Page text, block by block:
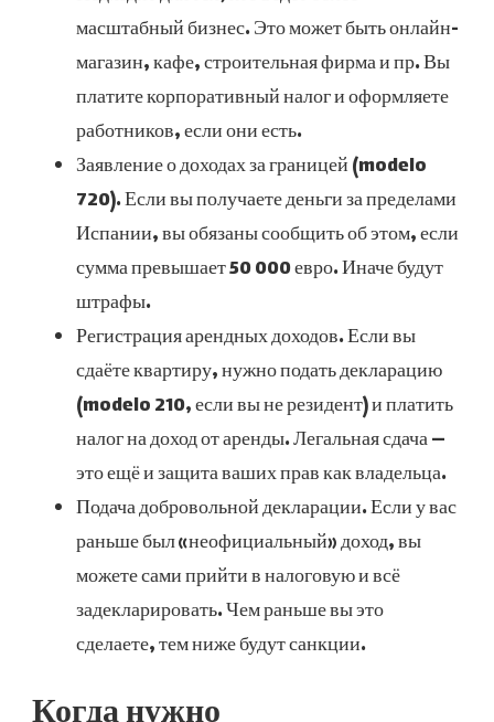
масштабный бизнес. Это может быть онлайн-
магазин, кафе, строительная фирма и пр. Вы
платите корпоративный налог и оформляете
работников, если они есть.
Заявление о доходах за границей (modelo
720). Если вы получаете деньги за пределами
Испании, вы обязаны сообщить об этом, если
сумма превышает 50 000 евро. Иначе будут
штрафы.
Регистрация арендных доходов. Если вы
сдаёте квартиру, нужно подать декларацию
(modelo 210, если вы не резидент) и платить
налог на доход от аренды. Легальная сдача —
это ещё и защита ваших прав как владельца.
Подача добровольной декларации. Если у вас
раньше был «неофициальный» доход, вы
можете сами прийти в налоговую и всё
задекларировать. Чем раньше вы это
сделаете, тем ниже будут санкции.
Когда нужно